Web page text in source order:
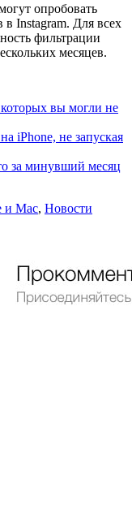
опробовать
Instagram. Для всех
фильтрации
месяцев.
вы могли не
iPhone, не запуская
за минувший месяц
и Mac, Новости